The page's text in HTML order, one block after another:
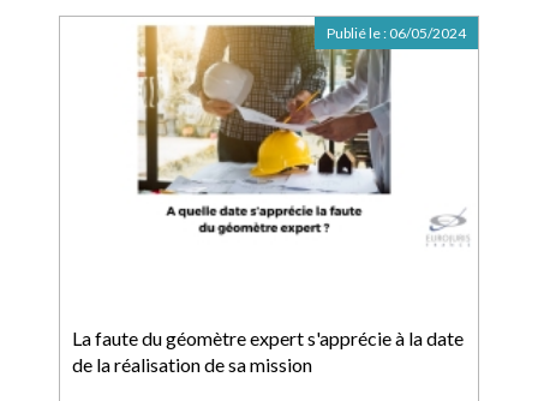
La faute du géomètre expert s'apprécie à la date
de la réalisation de sa mission
Publié le : 06/05/2024